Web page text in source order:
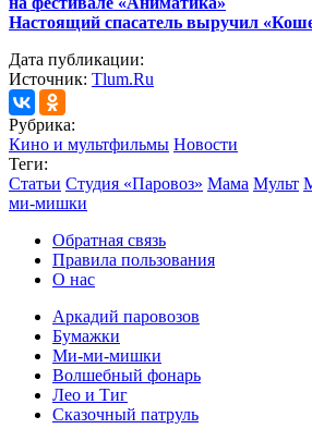
Настоящий спасатель выручил
Дата публикации:
Источник: Tlum.Ru
Рубрика:
Кино и мультфильмы Новости
Теги:
Статьи Студия «Паровоз» Мама Мульт
ми-мишки
Обратная связь
Правила пользования
О нас
Аркадий паровозов
Бумажки
Ми-ми-мишки
Волшебный фонарь
Лео и Тиг
Сказочный патруль